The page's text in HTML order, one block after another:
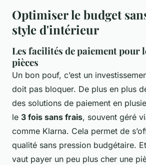
Optimiser le budget
style d'intérieur
Les facilités de paiement pour
pièces
Un bon pouf, c’est un
doit pas bloquer. De plus en plus
des solutions de paiement en
le 3 fois sans frais, souvent géré
comme Klarna. Cela permet de
qualité sans pression budgétaire.
vaut payer un peu plus cher une